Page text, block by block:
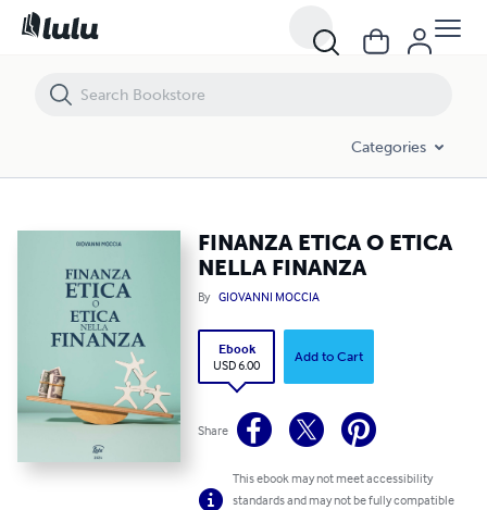
Categories
FINANZA ETICA O ETICA
NELLA FINANZA
By GIOVANNI MOCCIA
Ebook
USD 6.00
Add to Cart
Share
This ebook may not meet accessibility
standards and may not be fully compatible
FINANZA ETICA O ETICA NELLA FINANZA